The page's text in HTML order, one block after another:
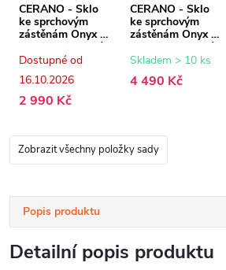
CERANO - Sklo
ke sprchovým
zástěnám Onyx -
8 mm - grafitové
sklo - 80x200 cm
Dostupné od
16.10.2026
2 990 Kč
CERANO - Sklo
ke sprchovým
zástěnám Onyx -
8 mm - grafitové
sklo - 130x200
Skladem > 10 ks
4 490 Kč
Zobrazit všechny položky sady
Popis produktu
Detailní popis produktu